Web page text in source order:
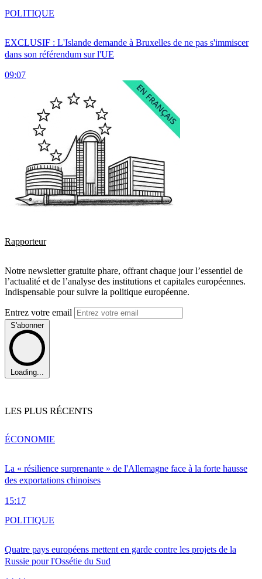
EXCLUSIF : L'Islande demande à Bruxelles de ne pas s'immiscer
dans son référendum sur l'UE
09:07
POLITIQUE
Rapporteur
Notre newsletter gratuite phare, offrant chaque jour l’essentiel de
l’actualité et de l’analyse des institutions et capitales européennes.
Indispensable pour suivre la politique européenne.
Entrez votre email
S'abonner
Loading...
LES PLUS RÉCENTS
La « résilience surprenante » de l'Allemagne face à la forte hausse
des exportations chinoises
15:17
ÉCONOMIE
Quatre pays européens mettent en garde contre les projets de la
Russie pour l'Ossétie du Sud
POLITIQUE